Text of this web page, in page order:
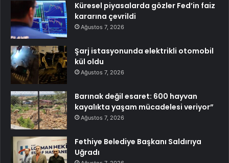
Küresel piyasalarda gözler Fed’in faiz
kararına çevrildi
Ağustos 7, 2026
Şarj istasyonunda elektrikli otomobil
kül oldu
Ağustos 7, 2026
Barınak değil esaret: 600 hayvan
kayalıkta yaşam mücadelesi veriyor”
Ağustos 7, 2026
Fethiye Belediye Başkanı Saldırıya
Uğradı